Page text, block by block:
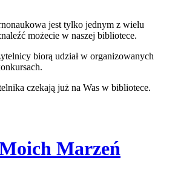
jest tylko jednym z wielu
możecie w naszej bibliotece.
biorą udział w organizowanych
czekają już na Was w bibliotece.
Marzeń